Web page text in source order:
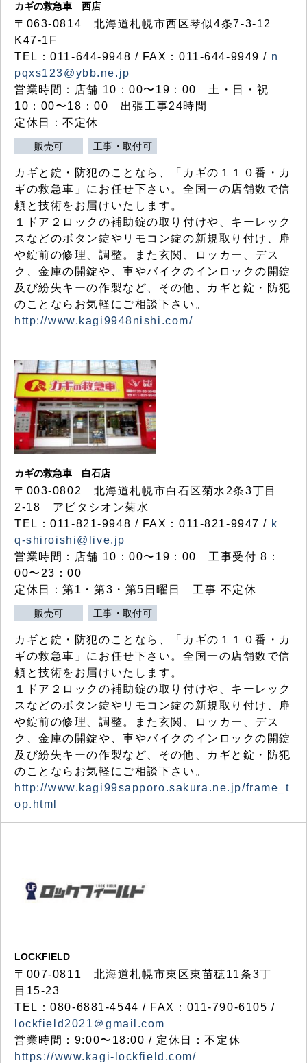
カギの救急車 西店
〒063-0814 北海道札幌市西区琴似4条7-3-12
K47-1F
TEL：011-644-9948 / FAX：011-644-9949 / n
pqxs123@ybb.ne.jp
営業時間：店舗 10：00〜19：00 土・日・祝
10：00〜18：00 出張工事24時間
定休日：不定休
販売可 工事・取付可
カギと錠・防犯のことなら、「カギの１１０番・カ
ギの救急車」にお任せ下さい。全国一の店舗数で信
頼と技術をお届けいたします。
１ドア２ロックの補助錠の取り付けや、キーレック
スなどのボタン錠やリモコン錠の新規取り付け、扉
や錠前の修理、調整。また玄関、ロッカー、デス
ク、金庫の開錠や、車やバイクのインロックの開錠
及び紛失キーの作製など、その他、カギと錠・防犯
のことならお気軽にご相談下さい。
http://www.kagi9948nishi.com/
カギの救急車 白石店
〒003-0802 北海道札幌市白石区菊水2条3丁目
2-18 アビタシオン菊水
TEL：011-821-9948 / FAX：011-821-9947 / k
q-shiroishi@live.jp
営業時間：店舗 10：00〜19：00 工事受付 8：
00〜23：00
定休日：第1・第3・第5日曜日 工事 不定休
販売可 工事・取付可
カギと錠・防犯のことなら、「カギの１１０番・カ
ギの救急車」にお任せ下さい。全国一の店舗数で信
頼と技術をお届けいたします。
１ドア２ロックの補助錠の取り付けや、キーレック
スなどのボタン錠やリモコン錠の新規取り付け、扉
や錠前の修理、調整。また玄関、ロッカー、デス
ク、金庫の開錠や、車やバイクのインロックの開錠
及び紛失キーの作製など、その他、カギと錠・防犯
のことならお気軽にご相談下さい。
http://www.kagi99sapporo.sakura.ne.jp/frame_t
op.html
LOCKFIELD
〒007-0811 北海道札幌市東区東苗穂11条3丁
目15-23
TEL：080-6881-4544 / FAX：011-790-6105 /
lockfield2021＠gmail.com
営業時間：9:00〜18:00 / 定休日：不定休
https://www.kagi-lockfield.com/